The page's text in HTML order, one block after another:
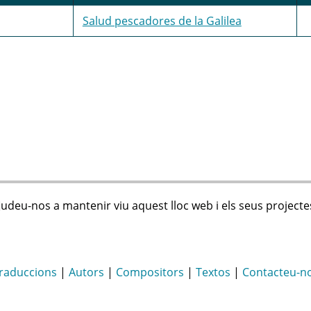
Salud pescadores de la Galilea
nos a mantenir viu aquest lloc web i els seus
| Autors | Compositors | Textos | Contacteu-